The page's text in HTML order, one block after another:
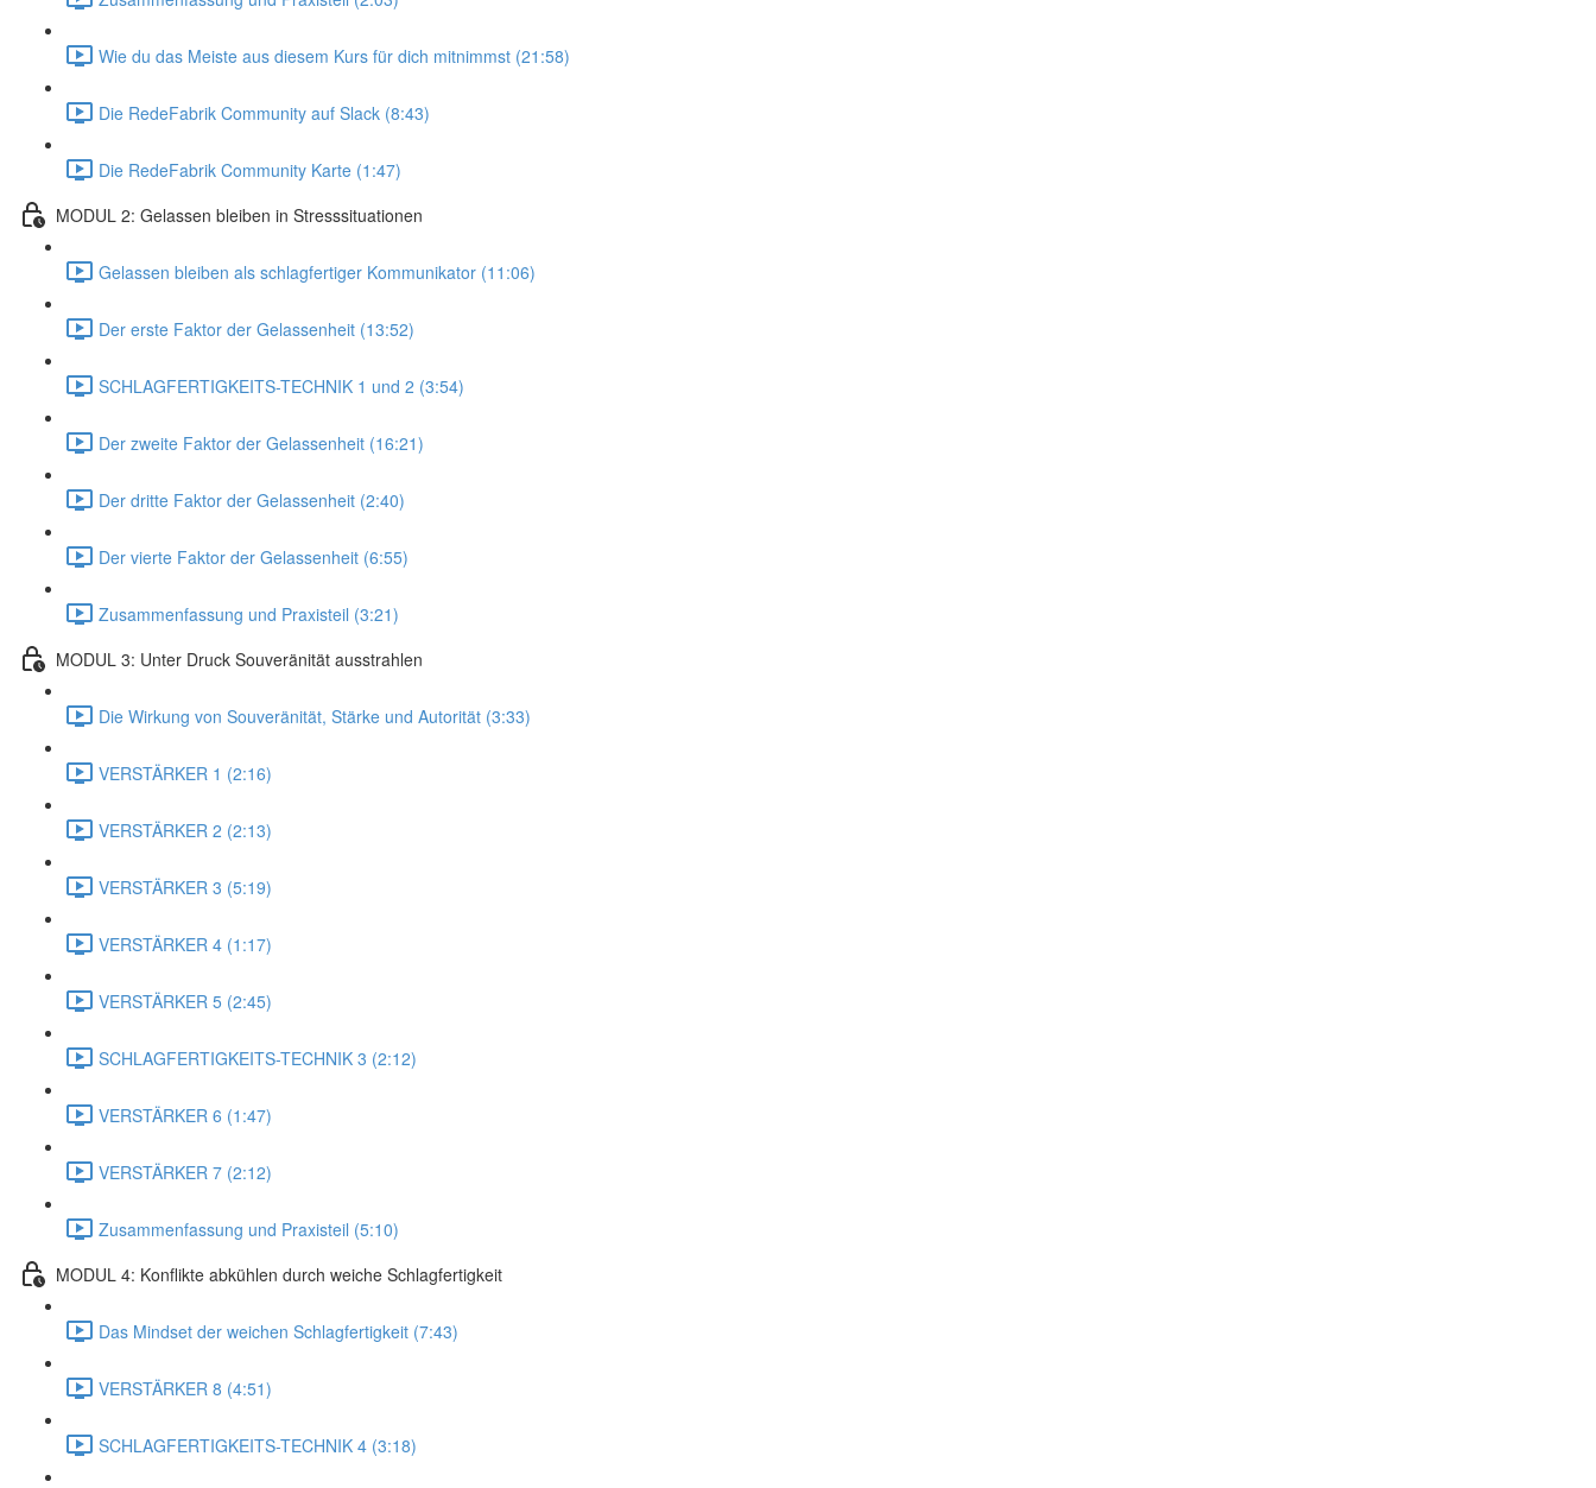
Wie du das Meiste aus diesem Kurs für dich mitnimmst (21:58)
Die RedeFabrik Community auf Slack (8:43)
Die RedeFabrik Community Karte (1:47)
MODUL 2: Gelassen bleiben in Stresssituationen
Gelassen bleiben als schlagfertiger Kommunikator (11:06)
Der erste Faktor der Gelassenheit (13:52)
SCHLAGFERTIGKEITS-TECHNIK 1 und 2 (3:54)
Der zweite Faktor der Gelassenheit (16:21)
Der dritte Faktor der Gelassenheit (2:40)
Der vierte Faktor der Gelassenheit (6:55)
Zusammenfassung und Praxisteil (3:21)
MODUL 3: Unter Druck Souveränität ausstrahlen
Die Wirkung von Souveränität, Stärke und Autorität (3:33)
VERSTÄRKER 1 (2:16)
VERSTÄRKER 2 (2:13)
VERSTÄRKER 3 (5:19)
VERSTÄRKER 4 (1:17)
VERSTÄRKER 5 (2:45)
SCHLAGFERTIGKEITS-TECHNIK 3 (2:12)
VERSTÄRKER 6 (1:47)
VERSTÄRKER 7 (2:12)
Zusammenfassung und Praxisteil (5:10)
MODUL 4: Konflikte abkühlen durch weiche Schlagfertigkeit
Das Mindset der weichen Schlagfertigkeit (7:43)
VERSTÄRKER 8 (4:51)
SCHLAGFERTIGKEITS-TECHNIK 4 (3:18)